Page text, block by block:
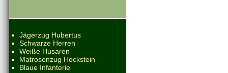
Jägerzug Hubertus
Schwarze Herren
Weiße Husaren
Matrosenzug Hockstein
Blaue Infanterie